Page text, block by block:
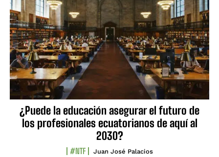
¿Puede la educación asegurar el futuro de
los profesionales ecuatorianos de aquí al
2030?
#NTF Juan José Palacios